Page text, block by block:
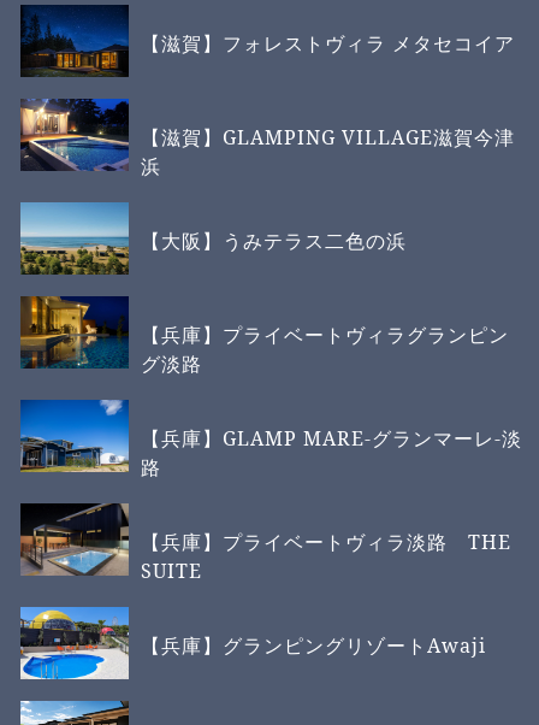
【滋賀】フォレストヴィラ メタセコイア
【滋賀】GLAMPING VILLAGE滋賀今津
浜
【大阪】うみテラス二色の浜
【兵庫】プライベートヴィラグランピン
グ淡路
【兵庫】GLAMP MARE-グランマーレ-淡
路
【兵庫】プライベートヴィラ淡路 THE
SUITE
【兵庫】グランピングリゾートAwaji